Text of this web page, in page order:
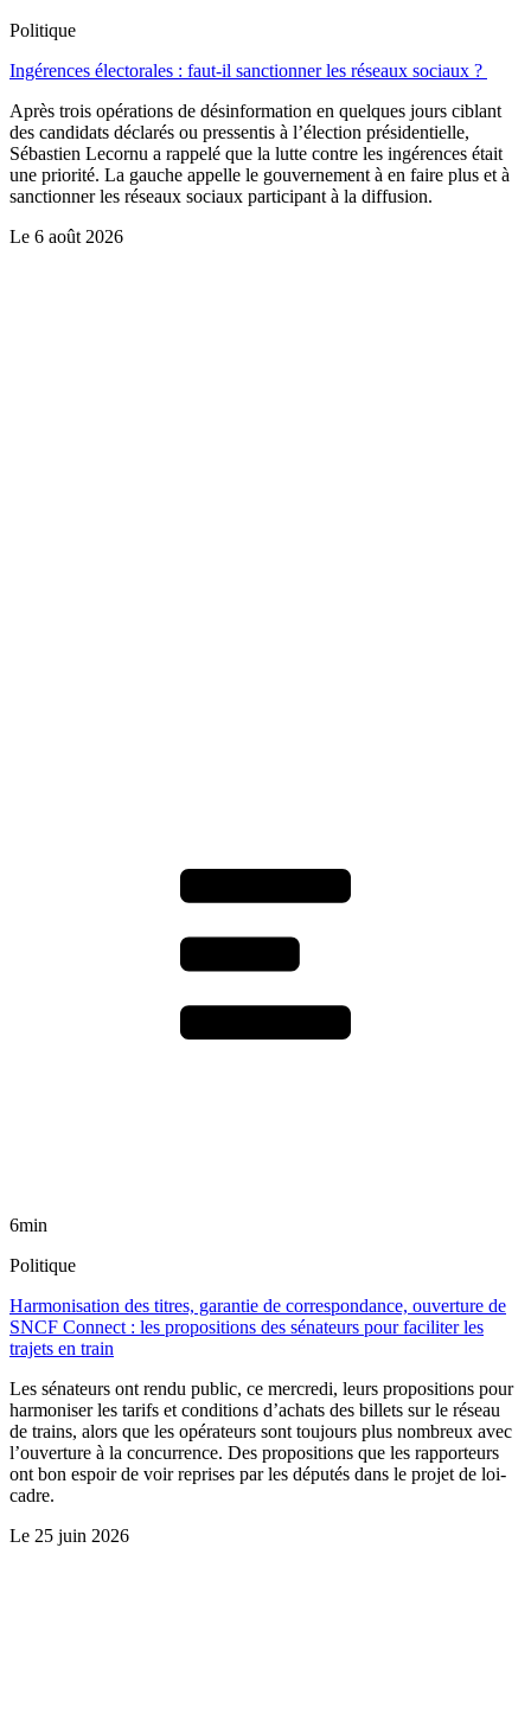
Politique
Ingérences électorales : faut-il sanctionner les réseaux sociaux ?
Après trois opérations de désinformation en quelques jours ciblant
des candidats déclarés ou pressentis à l’élection présidentielle,
Sébastien Lecornu a rappelé que la lutte contre les ingérences était
une priorité. La gauche appelle le gouvernement à en faire plus et à
sanctionner les réseaux sociaux participant à la diffusion.
Le 6 août 2026
6min
Politique
Harmonisation des titres, garantie de correspondance, ouverture de
SNCF Connect : les propositions des sénateurs pour faciliter les
trajets en train
Les sénateurs ont rendu public, ce mercredi, leurs propositions pour
harmoniser les tarifs et conditions d’achats des billets sur le réseau
de trains, alors que les opérateurs sont toujours plus nombreux avec
l’ouverture à la concurrence. Des propositions que les rapporteurs
ont bon espoir de voir reprises par les députés dans le projet de loi-
cadre.
Le 25 juin 2026